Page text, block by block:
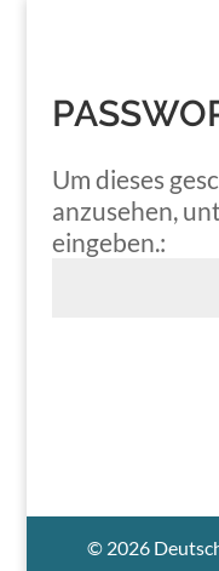
Um dieses
anzusehen,
eingeben.:
© 2026